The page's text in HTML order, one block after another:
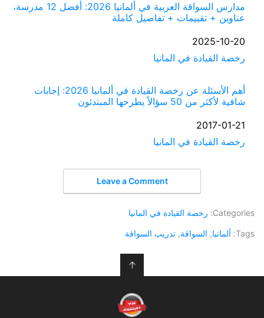
مدارس السواقة العربية في ألمانيا 2026: أفضل 12 مدرسة،
عناوين + تقييمات + تفاصيل كاملة
التاريخ
2025-10-20
في ما يتعلق بما يأتي
رخصة القيادة في المانيا
أهم الأسئلة عن رخصة القيادة في ألمانيا 2026: إجابات
شافية لأكثر من 50 سؤالاً يطرحها المبتدئون
التاريخ
2017-01-21
في ما يتعلق بما يأتي
رخصة القيادة في المانيا
Leave a Comment
Categories: رخصة القيادة في المانيا
Tags: ألمانيا, السواقة, تدريب السواقة
↑